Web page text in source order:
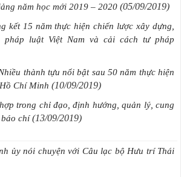
năm học mới 2019 – 2020 (05/09/2019)
kết 15 năm thực hiện chiến lược xây dựng,
pháp luật Việt Nam và cải cách tư pháp
thành tựu nổi bật sau 50 năm thực hiện
Chí Minh (10/09/2019)
trong chỉ đạo, định hướng, quản lý, cung
chí (13/09/2019)
ủy nói chuyện với Câu lạc bộ Hưu trí Thái